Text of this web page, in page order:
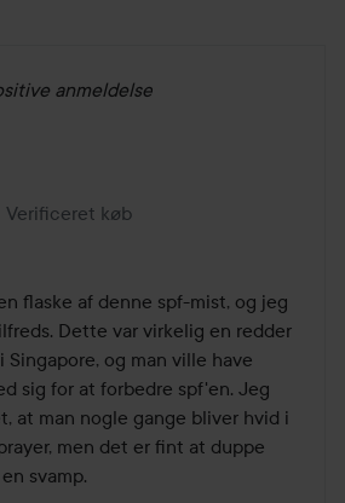
anmeldelse
oprettet 1 år
Verificeret køb
flaske af denne spf-mist, og jeg
Dette var virkelig en redder
Singapore, og man ville have
sig for at forbedre spf'en. Jeg
at man nogle gange bliver hvid i
men det er fint at duppe
en svamp.